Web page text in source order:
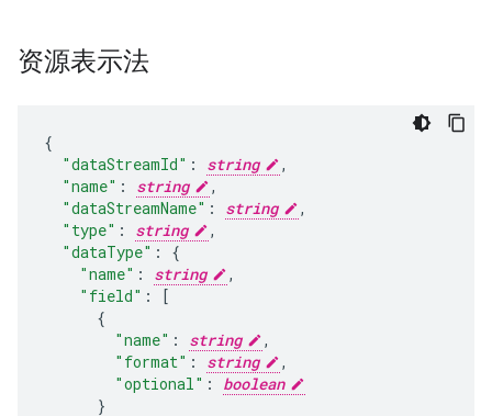
资源表示法
"dataStreamId" : string
,
"name" : string
,
"dataStreamName" : string
,
"type" : string
,
"dataType" :
"name" : string
,
"field" :
[
"name" : string
,
"format" : string
,
"optional" :
boolean